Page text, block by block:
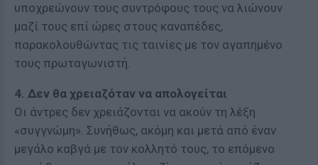
υποχρεώνουν τους συντρόφους τους να λιώνουν
μαζί τους επί ώρες στους καναπέδες,
παρακολουθώντας τις ταινίες με τον αγαπημένο
τους πρωταγωνιστή.
4. Δεν θα χρειαζόταν να απολογείται
Οι άντρες δεν χρειάζονται να ακούν τη λέξη
«συγγνώμη». Συνήθως, ακόμη και μετά από έναν
μεγάλο καβγά με τον κολλητό τους, το επόμενο